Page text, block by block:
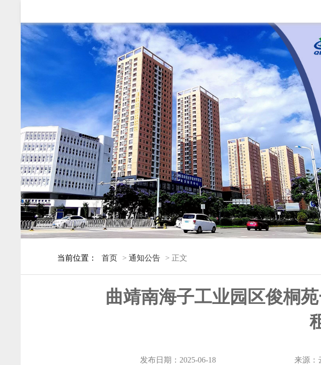
当前位置： 首页 > 通知公告 > 正文
曲靖南海子工业园区俊桐
发布日期：2025-06-18 来源：